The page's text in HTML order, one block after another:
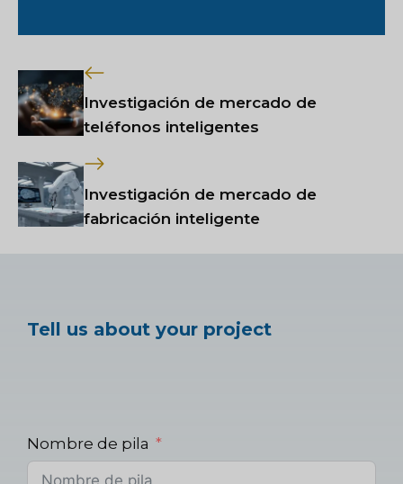
Investigación de mercado de
teléfonos inteligentes
Investigación de mercado de
fabricación inteligente
Tell us about your project
Nombre de pila